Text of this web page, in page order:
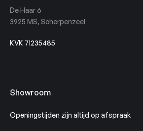
De Haar 6
3925 MS, Scherpenzeel
KVK 71235485
Showroom
Openingstijden zijn altijd op afspraak